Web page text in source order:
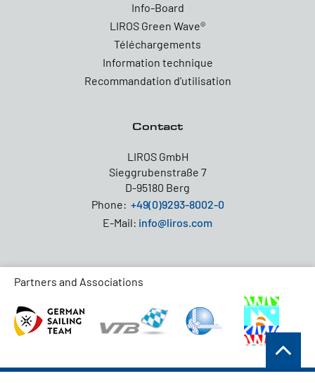
Info-Board
LIROS Green Wave®
Téléchargements
Information technique
Recommandation d'utilisation
Contact
LIROS GmbH
Sieggrubenstraße 7
D-95180 Berg
Phone: +49(0)9293-8002-0
E-Mail: info@liros.com
Partners and Associations